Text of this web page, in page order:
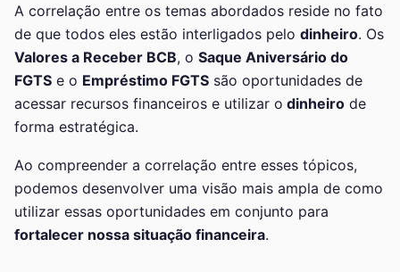
A correlação entre os temas abordados reside no fato
de que todos eles estão interligados pelo dinheiro. Os
Valores a Receber BCB, o Saque Aniversário do
FGTS e o Empréstimo FGTS são oportunidades de
acessar recursos financeiros e utilizar o dinheiro de
forma estratégica.
Ao compreender a correlação entre esses tópicos,
podemos desenvolver uma visão mais ampla de como
utilizar essas oportunidades em conjunto para
fortalecer nossa situação financeira.